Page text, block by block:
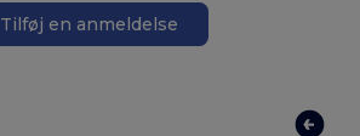
Tilføj en anmeldelse